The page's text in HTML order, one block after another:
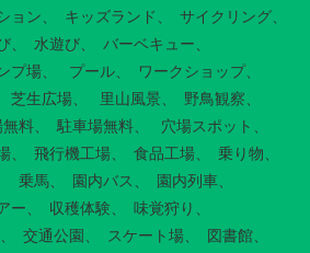
ョン キッズランド
サイクリング
水遊び
バーベキュー
プ場 プール
ワークショップ
芝生広場 里山風景
野鳥観察
無料 駐車場無料
穴場スポット
飛行機工場 食品工場
乗り物
乗馬 園内バス
園内列車
ー 収穫体験
味覚狩り
交通公園 スケート場 図書館